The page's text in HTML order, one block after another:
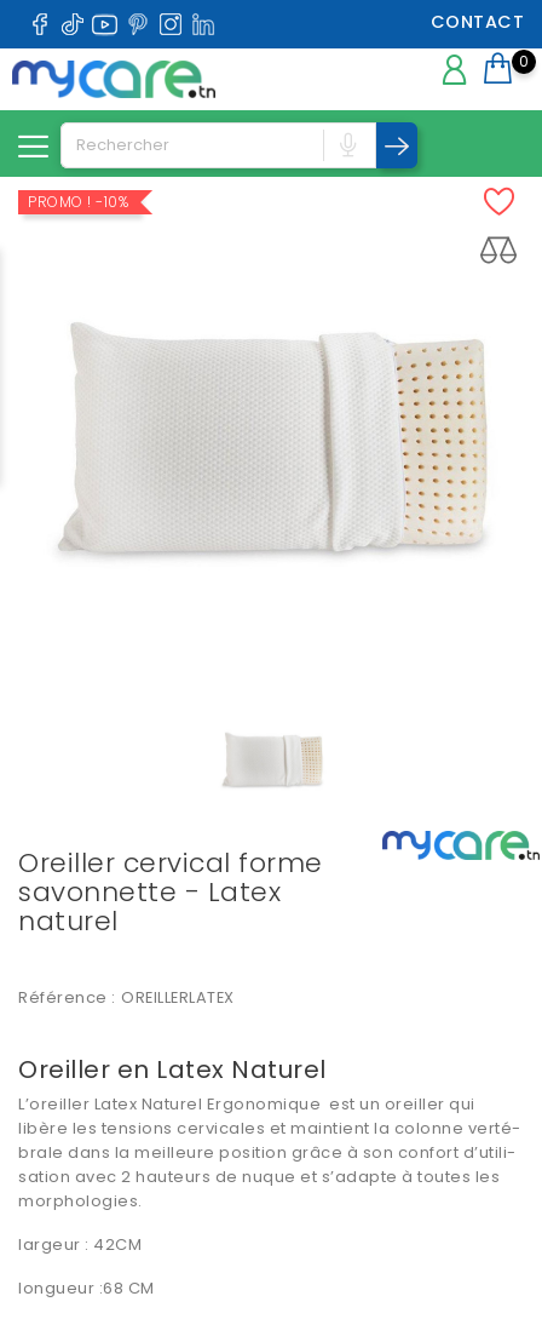
CONTACT
0
PROMO ! -10%
Oreiller cervical forme
savonnette - Latex
naturel
Référence : OREILLERLATEX
Oreiller en Latex Naturel
L’oreiller Latex Natu­rel Ergo­no­mique est un oreiller qui
libère les tensions cervi­cales et main­tient la colonne verté­
brale dans la meilleure posi­tion grâce à son confort d’uti­li­
sa­tion avec 2 hauteurs de nuque et s’adapte à toutes les
morpho­lo­gies.
largeur : 42CM
longueur :68 CM